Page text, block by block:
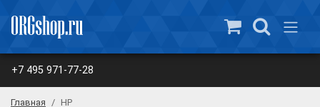
+7 495 971-77-28
Главная HP